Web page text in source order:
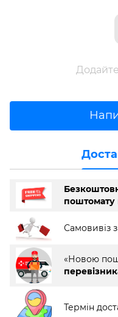
поштомату
Самовивіз
«Новою
Термін